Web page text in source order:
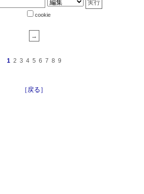
cookie
1 2 3 4 5 6 7 8 9
［戻る］